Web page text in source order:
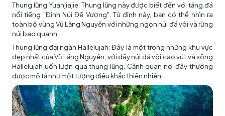
Thung lũng Yuanjiajie: Thung lũng này được biết đến với tảng đá
nổi tiếng "Đỉnh Núi Đế Vương". Từ đỉnh này, bạn có thể nhìn ra
toàn bộ vùng Vũ Lăng Nguyên với những ngọn núi đá vôi và rừng
núi bao quanh.
Thung lũng đại ngàn Hallelujah: Đây là một trong những khu vực
đẹp nhất của Vũ Lăng Nguyên, với dãy núi đá vôi cao vút và sông
Hallelujah uốn lượn qua thung lũng. Cảnh quan nơi đây thường
được mô tả như một tượng điêu khắc thiên nhiên.